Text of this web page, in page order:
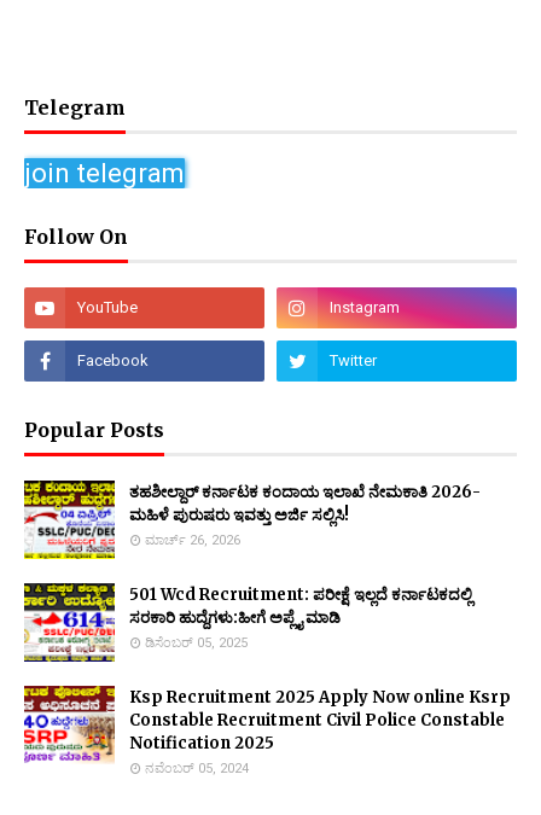
Telegram
join telegram
Follow On
Popular Posts
ತಹಶೀಲ್ದಾರ್ ಕರ್ನಾಟಕ ಕಂದಾಯ ಇಲಾಖೆ ನೇಮಕಾತಿ 2026-
ಮಹಿಳೆ ಪುರುಷರು ಇವತ್ತು ಅರ್ಜಿ ಸಲ್ಲಿಸಿ!
ಮಾರ್ಚ್ 26, 2026
501 Wcd Recruitment: ಪರೀಕ್ಷೆ ಇಲ್ಲದೆ ಕರ್ನಾಟಕದಲ್ಲಿ
ಸರಕಾರಿ ಹುದ್ದೆಗಳು:ಹೀಗೆ ಅಪ್ಲೈ ಮಾಡಿ
ಡಿಸೆಂಬರ್ 05, 2025
Ksp Recruitment 2025 Apply Now online Ksrp
Constable Recruitment Civil Police Constable
Notification 2025
ನವೆಂಬರ್ 05, 2024